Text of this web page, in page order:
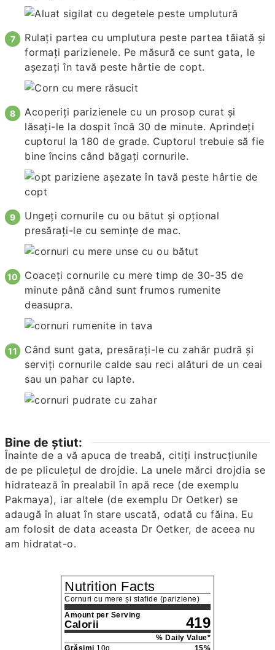
Rulați partea cu umplutura peste partea tăiată și
formați parizienele. Pe măsură ce sunt gata, le
așezați în tavă peste hârtie de copt.
Acoperiți parizienele cu un prosop curat și
lăsați-le la dospit încă 30 de minute. Aprindeți
cuptorul la 180 de grade. Cuptorul trebuie să fie
bine încins când băgați cornurile.
Ungeți cornurile cu ou bătut și opțional
presărați-le cu semințe de mac.
Coaceți cornurile cu mere timp de 30-35 de
minute până când sunt frumos rumenite
deasupra.
Când sunt gata, presărați-le cu zahăr pudră și
serviți cornurile calde sau reci alături de un ceai
sau un pahar cu lapte.
Bine de știut:
Înainte de a vă apuca de treabă, citiți instrucțiunile
de pe pliculețul de drojdie. La unele mărci drojdia se
hidratează în prealabil în apă rece (de exemplu
Pakmaya), iar altele (de exemplu Dr Oetker) se
adaugă în aluat în stare uscată, odată cu făina. Eu
am folosit de data aceasta Dr Oetker, de aceea nu
am hidratat-o.
Nutrition Facts
Cornuri cu mere și stafide (pariziene)
Amount per Serving
Calorii 419
% Daily Value*
Grăsimi 10g 15%